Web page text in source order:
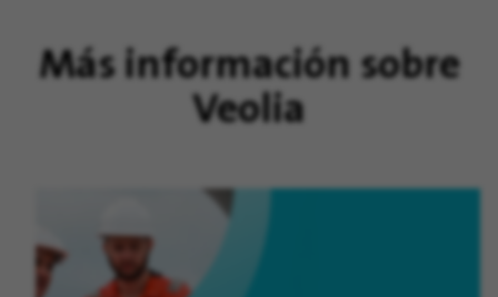
Más información sobre
Veolia